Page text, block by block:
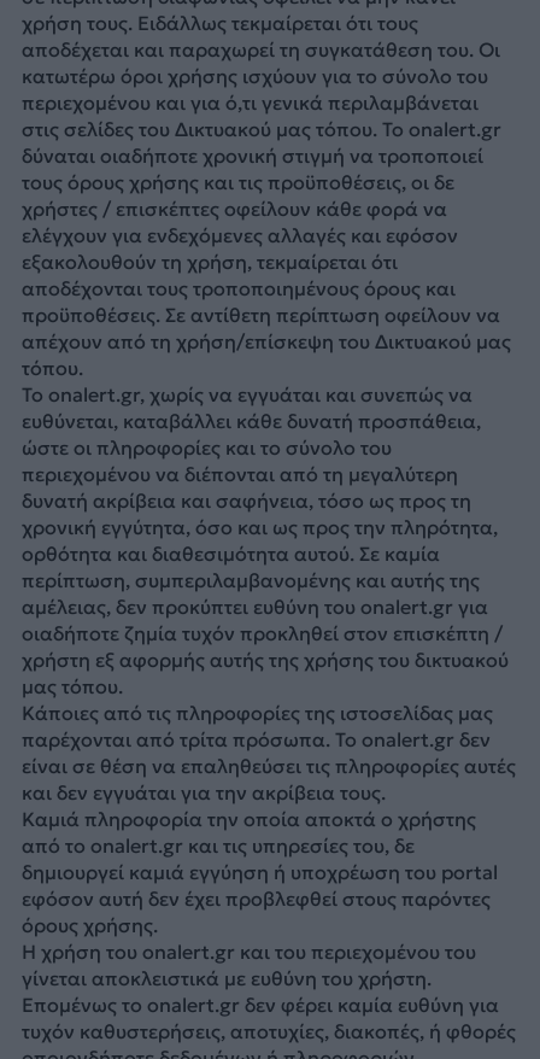
χρήση τους. Ειδάλλως τεκμαίρεται ότι τους
αποδέχεται και παραχωρεί τη συγκατάθεση του. Οι
κατωτέρω όροι χρήσης ισχύουν για το σύνολο του
περιεχομένου και για ό,τι γενικά περιλαμβάνεται
στις σελίδες του Δικτυακού μας τόπου. Το onalert.gr
δύναται οιαδήποτε χρονική στιγμή να τροποποιεί
τους όρους χρήσης και τις προϋποθέσεις, οι δε
χρήστες / επισκέπτες οφείλουν κάθε φορά να
ελέγχουν για ενδεχόμενες αλλαγές και εφόσον
εξακολουθούν τη χρήση, τεκμαίρεται ότι
αποδέχονται τους τροποποιημένους όρους και
προϋποθέσεις. Σε αντίθετη περίπτωση οφείλουν να
απέχουν από τη χρήση/επίσκεψη του Δικτυακού μας
τόπου.
Το onalert.gr, χωρίς να εγγυάται και συνεπώς να
ευθύνεται, καταβάλλει κάθε δυνατή προσπάθεια,
ώστε οι πληροφορίες και το σύνολο του
περιεχομένου να διέπονται από τη μεγαλύτερη
δυνατή ακρίβεια και σαφήνεια, τόσο ως προς τη
χρονική εγγύτητα, όσο και ως προς την πληρότητα,
ορθότητα και διαθεσιμότητα αυτού. Σε καμία
περίπτωση, συμπεριλαμβανομένης και αυτής της
αμέλειας, δεν προκύπτει ευθύνη του onalert.gr για
οιαδήποτε ζημία τυχόν προκληθεί στον επισκέπτη /
χρήστη εξ αφορμής αυτής της χρήσης του δικτυακού
μας τόπου.
Κάποιες από τις πληροφορίες της ιστοσελίδας μας
παρέχονται από τρίτα πρόσωπα. Το onalert.gr δεν
είναι σε θέση να επαληθεύσει τις πληροφορίες αυτές
και δεν εγγυάται για την ακρίβεια τους.
Καμιά πληροφορία την οποία αποκτά ο χρήστης
από το onalert.gr και τις υπηρεσίες του, δε
δημιουργεί καμιά εγγύηση ή υποχρέωση του portal
εφόσον αυτή δεν έχει προβλεφθεί στους παρόντες
όρους χρήσης.
Η χρήση του onalert.gr και του περιεχομένου του
γίνεται αποκλειστικά με ευθύνη του χρήστη.
Επομένως το onalert.gr δεν φέρει καμία ευθύνη για
τυχόν καθυστερήσεις, αποτυχίες, διακοπές, ή φθορές